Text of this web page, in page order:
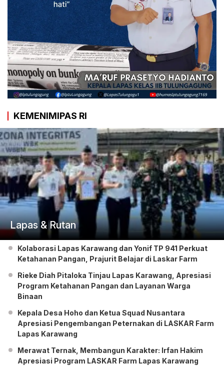
KEMENIMIPAS RI
Lapas & Rutan
Kolaborasi Lapas Karawang dan Yonif TP 941 Perkuat
Ketahanan Pangan, Prajurit Belajar di Laskar Farm
Rieke Diah Pitaloka Tinjau Lapas Karawang, Apresiasi
Program Ketahanan Pangan dan Layanan Warga
Binaan
Kepala Desa Hoho dan Ketua Squad Nusantara
Apresiasi Pengembangan Peternakan di LASKAR Farm
Lapas Karawang
Merawat Ternak, Membangun Karakter: Irfan Hakim
Apresiasi Program LASKAR Farm Lapas Karawang